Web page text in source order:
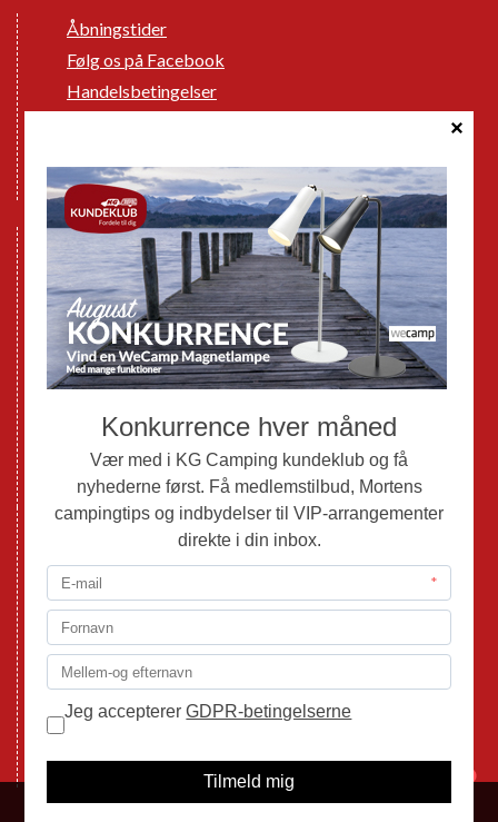
Åbningstider
Følg os på Facebook
Handelsbetingelser
GPDR - Optagelse af foto og video
Nye Campingvogne
Nye Autocampere og Vans
Brugte Campingvogne
Brugte Autocampere og Vans
Webshop
Mortens Campingtips
KG Camping Kundeklub
Nyheder
Adria
Adria Autocampere
Eriba
Fendt
Hobby
Randger Van